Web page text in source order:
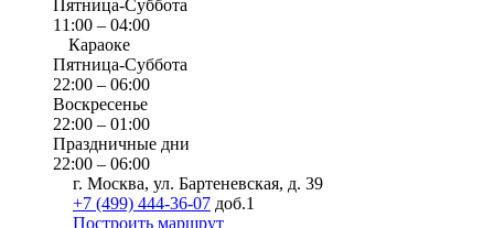
Пятница-Суббота
11:00 – 04:00
Караоке
Пятница-Суббота
22:00 – 06:00
Воскресенье
22:00 – 01:00
Праздничные дни
22:00 – 06:00
г. Москва, ул. Бартеневская, д. 39
+7 (499) 444-36-07 доб.1
Построить маршрут